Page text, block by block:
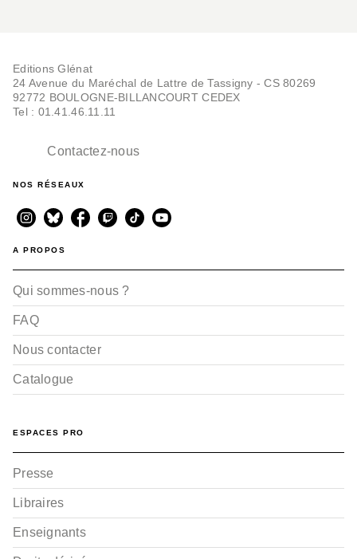
Editions Glénat
24 Avenue du Maréchal de Lattre de Tassigny - CS 80269
92772 BOULOGNE-BILLANCOURT CEDEX
Tel : 01.41.46.11.11
Contactez-nous
NOS RÉSEAUX
A PROPOS
Qui sommes-nous ?
FAQ
Nous contacter
Catalogue
ESPACES PRO
Presse
Libraires
Enseignants